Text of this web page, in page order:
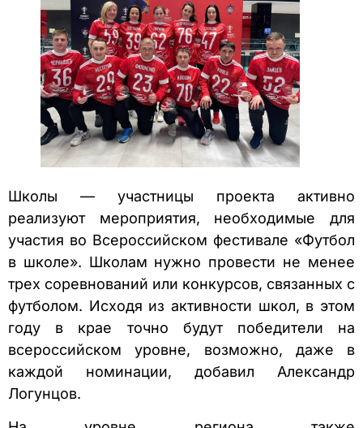
Школы — участницы проекта активно
реализуют мероприятия, необходимые для
участия во Всероссийском фестивале «Футбол
в школе». Школам нужно провести не менее
трех соревнований или конкурсов, связанных с
футболом. Исходя из активности школ, в этом
году в крае точно будут победители на
всероссийском уровне, возможно, даже в
каждой номинации, добавил Александр
Логунцов.